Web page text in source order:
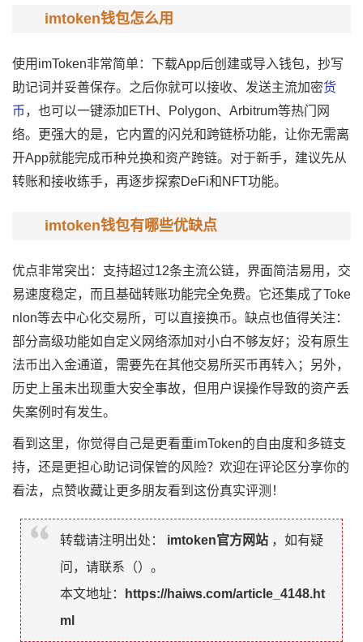
imtoken钱包怎么用
使用imToken非常简单：下载App后创建或导入钱包，抄写
助记词并妥善保存。之后你就可以接收、发送主流加密货
币 ，也可以一键添加ETH、Polygon、Arbitrum等热门网
络。更强大的是，它内置的闪兑和跨链桥功能，让你无需离
开App就能完成币种兑换和资产跨链。对于新手，建议先从
转账和接收练手，再逐步探索DeFi和NFT功能。
imtoken钱包有哪些优缺点
优点非常突出：支持超过12条主流公链，界面简洁易用，交
易速度稳定，而且基础转账功能完全免费。它还集成了Toke
nlon等去中心化交易所，可以直接换币。缺点也值得关注：
部分高级功能如自定义网络添加对小白不够友好；没有原生
法币出入金通道，需要先在其他交易所买币再转入；另外，
历史上虽未出现重大安全事故，但用户误操作导致的资产丢
失案例时有发生。
看到这里，你觉得自己是更看重imToken的自由度和多链支
持，还是更担心助记词保管的风险？欢迎在评论区分享你的
看法，点赞收藏让更多朋友看到这份真实评测！
转载请注明出处： imtoken官方网站 ，如有疑
问，请联系（）。
本文地址：
https://haiws.com/article_4148.ht
ml